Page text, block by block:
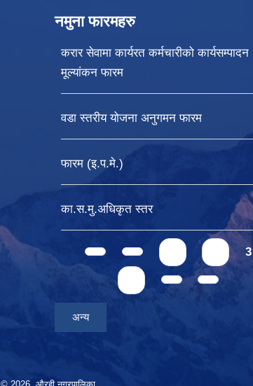
नमुना फारमहरु
करार सेवामा कार्यरत कर्मचारीको कार्यसम्पादन
मूल्यांकन फारम
वडा स्तरीय योजना अनुगमन फारम
फारम (इ.प.मे.)
का.स.मु.अधिकृत स्तर
Pages 3
अन्य